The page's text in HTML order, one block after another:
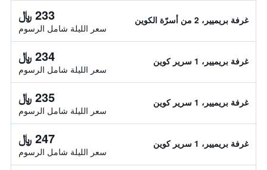
غرفة بريميير، 2 من أسرّة الكوين 233 ﷼
سعر الليلة شامل الرسوم
غرفة بريميير، 1 سرير كوين 234 ﷼
سعر الليلة شامل الرسوم
غرفة بريميير، 1 سرير كوين 235 ﷼
سعر الليلة شامل الرسوم
غرفة بريميير، 1 سرير كوين 247 ﷼
سعر الليلة شامل الرسوم